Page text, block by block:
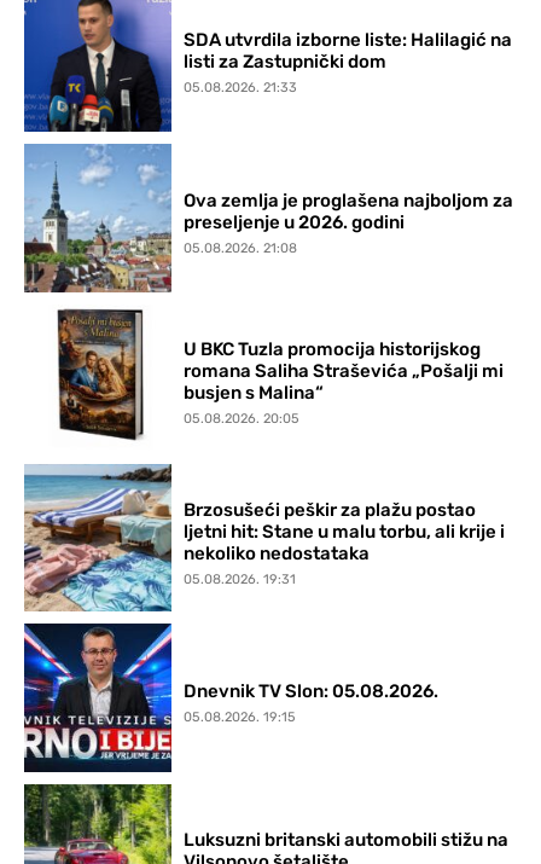
SDA utvrdila izborne liste: Halilagić na
listi za Zastupnički dom
05.08.2026. 21:33
Ova zemlja je proglašena najboljom za
preseljenje u 2026. godini
05.08.2026. 21:08
U BKC Tuzla promocija historijskog
romana Saliha Straševića „Pošalji mi
busjen s Malina“
05.08.2026. 20:05
Brzosušeći peškir za plažu postao
ljetni hit: Stane u malu torbu, ali krije i
nekoliko nedostataka
05.08.2026. 19:31
Dnevnik TV Slon: 05.08.2026.
05.08.2026. 19:15
Luksuzni britanski automobili stižu na